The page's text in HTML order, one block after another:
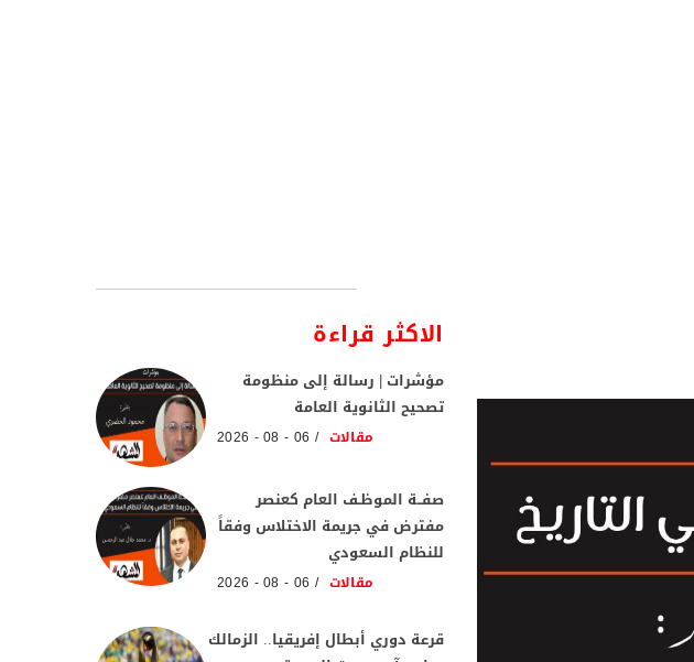
الاكثر قراءة
مؤشرات | رسالة إلى منظومة
تصحيح الثانوية العامة
مقالات 06 - 08 - 2026
صفــة الموظـف العام كعنصر
مفترض في جريمة الاختلاس وفقاً
للنظام السعودي
مقالات 06 - 08 - 2026
قرعة دوري أبطال إفريقيا.. الزمالك